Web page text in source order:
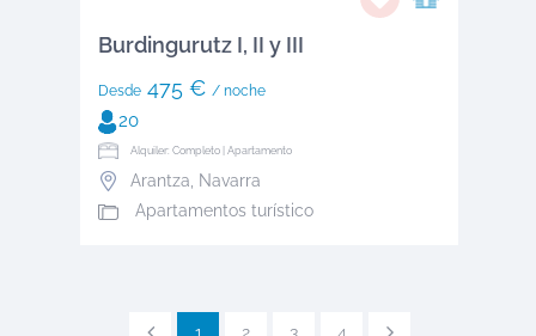
Burdingurutz I, II y III
Desde475 € / noche
20
Alquiler: Completo | Apartamento
Arantza
Navarra
Apartamentos turístico
1 2 3 4